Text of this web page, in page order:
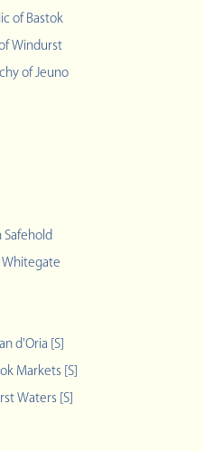
of Bastok
Windurst
of Jeuno
Safehold
Whitegate
d'Oria [S]
Markets [S]
Waters [S]